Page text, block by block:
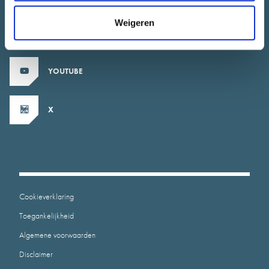
Weigeren
YOUTUBE
X
Cookieverklaring
Toegankelijkheid
Algemene voorwaarden
Disclaimer